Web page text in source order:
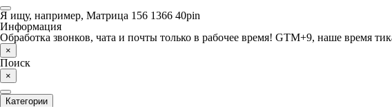
Я ищу, например, Матрица 156 1366 40pin
Информация
Обработка звонков, чата и почты только в рабочее время! GTM+9, наше время
×
Поиск
×
Категории